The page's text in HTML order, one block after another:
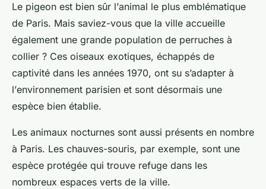
Le pigeon est bien sûr l’animal le plus emblématique
de Paris. Mais saviez-vous que la ville accueille
également une grande population de perruches à
collier ? Ces oiseaux exotiques, échappés de
captivité dans les années 1970, ont su s’adapter à
l’environnement parisien et sont désormais une
espèce bien établie.
Les animaux nocturnes sont aussi présents en nombre
à Paris. Les chauves-souris, par exemple, sont une
espèce protégée qui trouve refuge dans les
nombreux espaces verts de la ville.